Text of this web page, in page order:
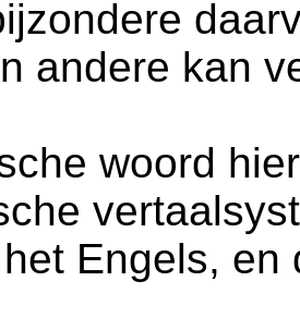
andere kan
woord
Engels,